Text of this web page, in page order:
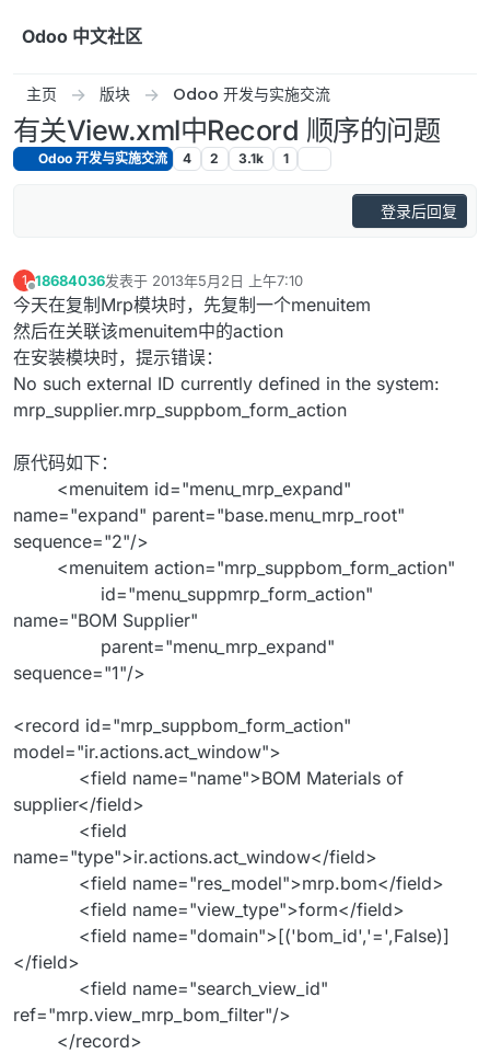
Odoo 中文社区
主页 版块 Odoo 开发与实施交流
有关View.xml中Record 顺序的问题
Odoo 开发与实施交流 4 2 3.1k 1
登录后回复
1
离线
18684036发表于 2013年5月2日 上午7:10
最后由 编辑
今天在复制Mrp模块时，先复制一个menuitem
然后在关联该menuitem中的action
在安装模块时，提示错误：
No such external ID currently defined in the system:
mrp_supplier.mrp_suppbom_form_action
原代码如下：
<menuitem id="menu_mrp_expand"
name="expand" parent="base.menu_mrp_root"
sequence="2"/>
<menuitem action="mrp_suppbom_form_action"
id="menu_suppmrp_form_action"
name="BOM Supplier"
parent="menu_mrp_expand"
sequence="1"/>
<record id="mrp_suppbom_form_action"
model="ir.actions.act_window">
<field name="name">BOM Materials of
supplier</field>
<field
name="type">ir.actions.act_window</field>
<field name="res_model">mrp.bom</field>
<field name="view_type">form</field>
<field name="domain">[('bom_id','=',False)]
</field>
<field name="search_view_id"
ref="mrp.view_mrp_bom_filter"/>
</record>